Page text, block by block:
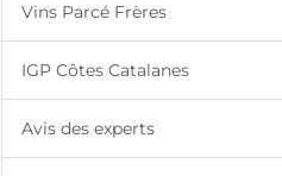
Vins Parcé Frères
IGP Côtes Catalanes
Avis des experts